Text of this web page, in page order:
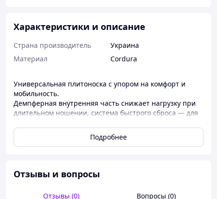
Характеристики и описание
Страна производитель
Украина
Материал
Cordura
Универсальная плитоноска с упором на комфорт и
мобильность.
Демпферная внутренняя часть снижает нагрузку при
длительном ношении, система быстрого сброса — для
— Материал: Cordura 600D
— Система быстрого сброса: 4 точки
— MOLLE-интерфейс
Подробнее
Отзывы и вопросы
Отзывы (0) Вопросы (0)